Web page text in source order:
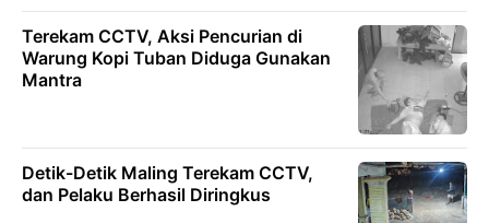
Terekam CCTV, Aksi Pencurian di
Warung Kopi Tuban Diduga Gunakan
Mantra
Detik-Detik Maling Terekam CCTV,
dan Pelaku Berhasil Diringkus